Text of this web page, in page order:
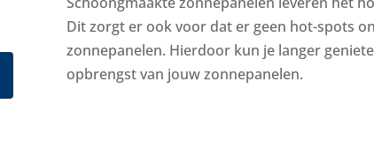
Dit zorgt er ook voor dat er geen hot-spots
zonnepanelen. Hierdoor kun je langer
opbrengst van jouw zonnepanelen.